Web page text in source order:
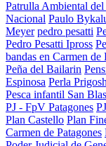
Patrulla Ambiental
Nacional Paulo
Meyer pedro pesatti
Pedro Pesatti Ipross
bandas en Carmen de
Peña del Bailarin
Espinosa Perla
Pesca infantil San Blas
PJ - FpV Patagones
Plan Castello Plan
Carmen de Patagones